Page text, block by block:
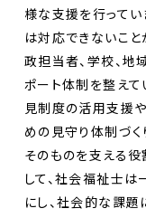
様な支援を行ってい
は対応できないこと
政担当者、学校、地
ポート体制を整えて
見制度の活用支援
めの見守り体制づく
そのものを支える役
して、社会福祉士は
にし、社会的な課題